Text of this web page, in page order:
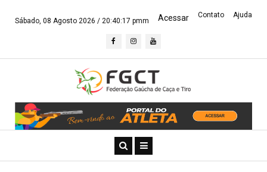
Sábado, 08 Agosto 2026 / 20:40:18 pmm Acessar Contato Ajuda